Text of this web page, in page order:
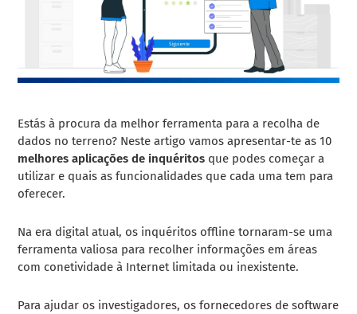
Estás à procura da melhor ferramenta para a recolha de
dados no terreno? Neste artigo vamos apresentar-te as 10
melhores aplicações de inquéritos que podes começar a
utilizar e quais as funcionalidades que cada uma tem para
oferecer.
Na era digital atual, os inquéritos offline tornaram-se uma
ferramenta valiosa para recolher informações em áreas
com conetividade à Internet limitada ou inexistente.
Para ajudar os investigadores, os fornecedores de software